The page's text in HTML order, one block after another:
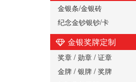
金银条/金银砖
纪念金钞银钞/卡
金银奖牌定制
奖章 / 勋章 / 证章
金牌 / 银牌 / 奖牌